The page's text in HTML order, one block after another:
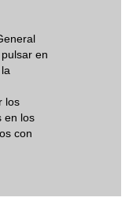
en
los
en los
con